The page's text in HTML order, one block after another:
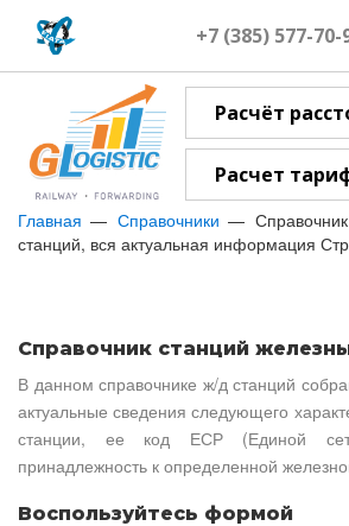
+7 (385) 577-70-
Расчёт
Расчет
Главная Справочники
станций, вся актуальная информация
Справочник станций
В данном справочнике ж/д станций
актуальные сведения следующего
станции, ее код ЕСР (Единой
принадлежность к определенной
Воспользуйтесь формой